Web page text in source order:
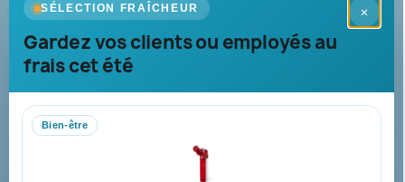
×
SÉLECTION FRAÎCHEUR
Gardez vos clients ou employés au
frais cet été
Bien-être
Goodies Pub France
Objets publicitaires · par Promenoch
Votre partenaire B2B pour les goodies et cadeaux d’affaires
collectivités et administrations.
Mandat administratif & Chorus Pro